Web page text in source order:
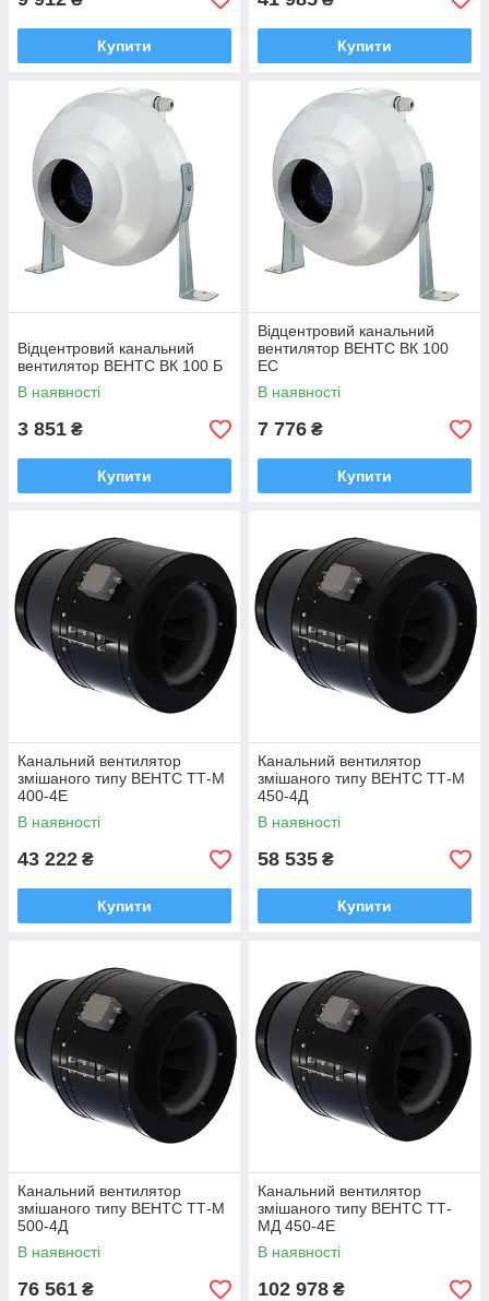
Купити Купити
Відцентровий канальний
вентилятор ВЕНТС ВК 100 Б
В наявності
3 851 ₴
Купити
Відцентровий канальний
вентилятор ВЕНТС ВК 100
EC
В наявності
7 776 ₴
Купити
Канальний вентилятор
змішаного типу ВЕНТС ТТ-М
400-4E
В наявності
43 222 ₴
Купити
Канальний вентилятор
змішаного типу ВЕНТС ТТ-М
450-4Д
В наявності
58 535 ₴
Купити
Канальний вентилятор
змішаного типу ВЕНТС ТТ-М
500-4Д
В наявності
76 561 ₴
Канальний вентилятор
змішаного типу ВЕНТС ТТ-
МД 450-4E
В наявності
102 978 ₴